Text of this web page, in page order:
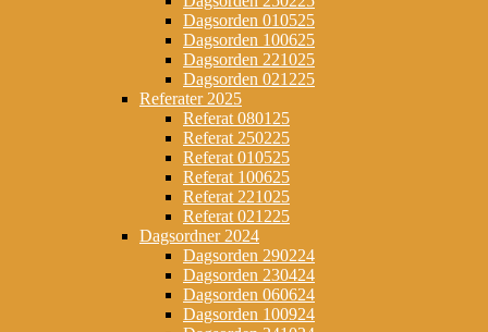
Dagsorden 010525
Dagsorden 100625
Dagsorden 221025
Dagsorden 021225
Referater 2025
Referat 080125
Referat 250225
Referat 010525
Referat 100625
Referat 221025
Referat 021225
Dagsordner 2024
Dagsorden 290224
Dagsorden 230424
Dagsorden 060624
Dagsorden 100924